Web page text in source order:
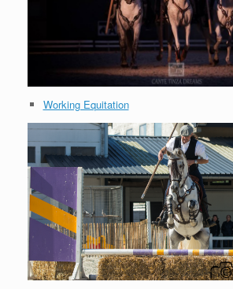
Working Equitation